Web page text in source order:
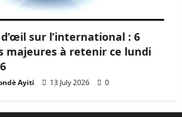
d’œil sur l’international : 6
majeures à retenir ce lundi
Ayiti 13 July 2026 0